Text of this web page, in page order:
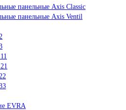
панельные Axis Classic
панельные Axis Ventil
EVRA